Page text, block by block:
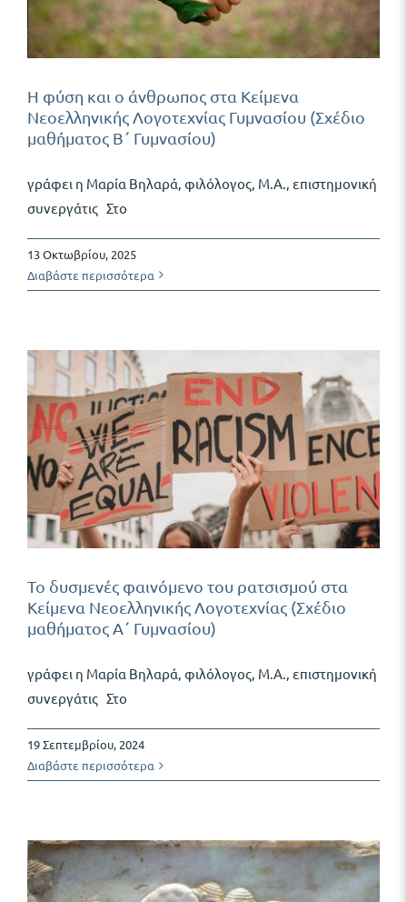
Δωρεάν Υλικό
Blog
Η φύση και ο άνθρωπος στα Κείμενα
Νεοελληνικής Λογοτεχνίας Γυμνασίου (Σχέδιο
μαθήματος Β΄ Γυμνασίου)
γράφει η Μαρία Βηλαρά, φιλόλογος, Μ.Α., επιστημονική
συνεργάτις Στο
13 Οκτωβρίου, 2025
Διαβάστε περισσότερα
Το δυσμενές φαινόμενο του ρατσισμού στα
Κείμενα Νεοελληνικής Λογοτεχνίας (Σχέδιο
μαθήματος Α΄ Γυμνασίου)
γράφει η Μαρία Βηλαρά, φιλόλογος, Μ.Α., επιστημονική
συνεργάτις Στο
19 Σεπτεμβρίου, 2024
Διαβάστε περισσότερα